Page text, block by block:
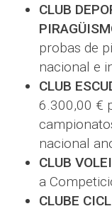
CLUB
probas de
nacional e
CLUB
6.300,00 €
nacional
CLUB
a
CLUBE